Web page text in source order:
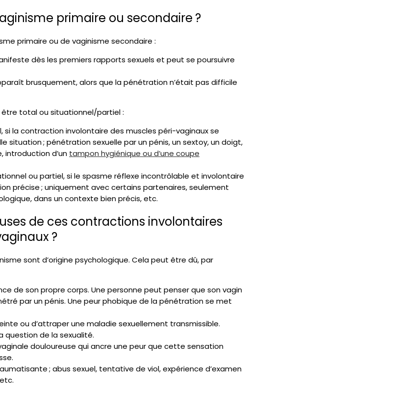
primaire ou secondaire ?
primaire ou de vaginisme secondaire :
dès les premiers rapports sexuels et peut se poursuivre
brusquement, alors que la pénétration n’était pas difficile
total ou situationnel/partiel :
si la contraction involontaire des muscles péri-vaginaux se
situation ; pénétration sexuelle par un pénis, un sextoy, un doigt,
introduction d’un tampon hygiénique ou d’une coupe
ou partiel, si le spasme réflexe incontrôlable et involontaire
précise ; uniquement avec certains partenaires, seulement
dans un contexte bien précis, etc.
de ces contractions involontaires
?
sont d’origine psychologique. Cela peut être dû, par
de son propre corps. Une personne peut penser que son vagin
par un pénis. Une peur phobique de la pénétration se met
ou d’attraper une maladie sexuellement transmissible.
question de la sexualité.
douloureuse qui ancre une peur que cette sensation
; abus sexuel, tentative de viol, expérience d’examen